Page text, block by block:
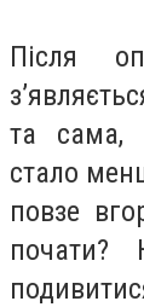
Після
та сама,
стало
повзе
почати?